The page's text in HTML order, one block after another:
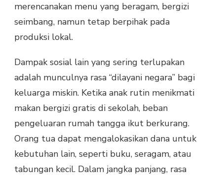
merencanakan menu yang beragam, bergizi
seimbang, namun tetap berpihak pada
produksi lokal.
Dampak sosial lain yang sering terlupakan
adalah munculnya rasa “dilayani negara” bagi
keluarga miskin. Ketika anak rutin menikmati
makan bergizi gratis di sekolah, beban
pengeluaran rumah tangga ikut berkurang.
Orang tua dapat mengalokasikan dana untuk
kebutuhan lain, seperti buku, seragam, atau
tabungan kecil. Dalam jangka panjang, rasa